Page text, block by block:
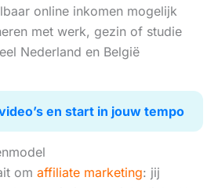
online inkomen mogelijk
met werk, gezin of studie
Nederland en België
en start in jouw tempo
om affiliate marketing: jij